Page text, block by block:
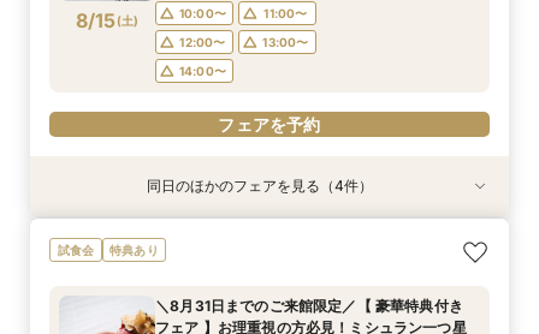
19:00〜
フェアを予約
14:00〜
フェアを予約
19:00〜
フェアを予約
フェアを予約
8/15(土) 10:00〜
11:00〜
12:00〜
13:00〜
14:00〜
フェアを予約
特典あり
＼8月31日までのご来館限定／【 豪華特典付き
フェア 】お理重視の方必見！ミシュラン一つ星
試食／ 不安解消* お2人安心相談会も◎
所要時間：2時間程度
特典あり
【限定BIGフェア】お料理重視の方必見！ ミシュ
ラン一つ星出身シェフが作る 仔牛フィレ肉のフ
談会も
所要時間：2時間程度
特典あり
【限定BIGフェア】お料理重視の方必見！ ミシュ
ラン一つ星出身シェフが作る 仔牛フィレ肉のフ
談会も
所要時間：2時間程度
特典あり
【お仕事帰りのお二人へ♪】美食フレンチも食べ
れる、90分クイック相談会！
18:00〜
19:00〜
同日のほかのフェアを見る（4件）
試食会 特典あり
＼8月31日までのご来館限定／【 豪華特典付き
フェア 】お理重視の方必見！ミシュラン一つ星